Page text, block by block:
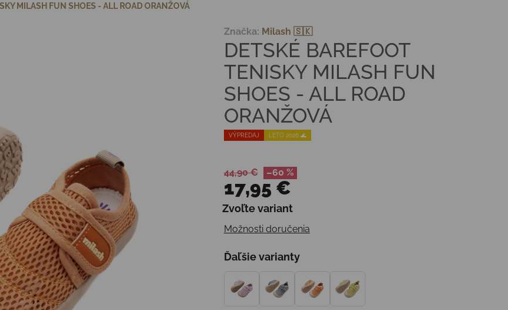
MILASH FUN SHOES - ALL ROAD ORANŽOVÁ
VÝPREDAJ LETO 2026 🌊
DETSKÉ BAREFOOT
TENISKY MILASH FUN
SHOES - ALL ROAD
ORANŽOVÁ
Značka: Milash 🇸🇰
44,90 € –60 %
17,95 €
Jednotková cena:
Zvoľte variant
Možnosti doručenia
Ďaľšie varianty